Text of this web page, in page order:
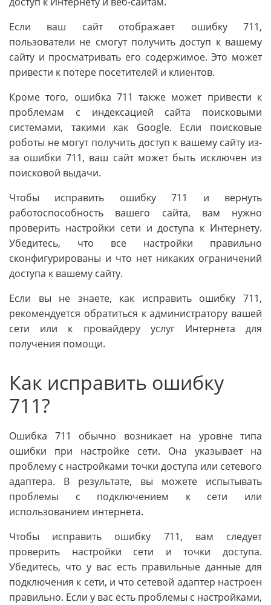
Если ваш сайт отображает ошибку 711,
пользователи не смогут получить доступ к вашему
сайту и просматривать его содержимое. Это может
привести к потере посетителей и клиентов.
Кроме того, ошибка 711 также может привести к
проблемам с индексацией сайта поисковыми
системами, такими как Google. Если поисковые
роботы не могут получить доступ к вашему сайту из-
за ошибки 711, ваш сайт может быть исключен из
поисковой выдачи.
Чтобы исправить ошибку 711 и вернуть
работоспособность вашего сайта, вам нужно
проверить настройки сети и доступа к Интернету.
Убедитесь, что все настройки правильно
сконфигурированы и что нет никаких ограничений
доступа к вашему сайту.
Если вы не знаете, как исправить ошибку 711,
рекомендуется обратиться к администратору вашей
сети или к провайдеру услуг Интернета для
получения помощи.
Как исправить ошибку
711?
Ошибка 711 обычно возникает на уровне типа
ошибки при настройке сети. Она указывает на
проблему с настройками точки доступа или сетевого
адаптера. В результате, вы можете испытывать
проблемы с подключением к сети или
использованием интернета.
Чтобы исправить ошибку 711, вам следует
проверить настройки сети и точки доступа.
Убедитесь, что у вас есть правильные данные для
подключения к сети, и что сетевой адаптер настроен
правильно. Если у вас есть проблемы с настройками,